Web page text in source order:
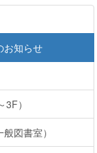
お知らせ
）
図書室）